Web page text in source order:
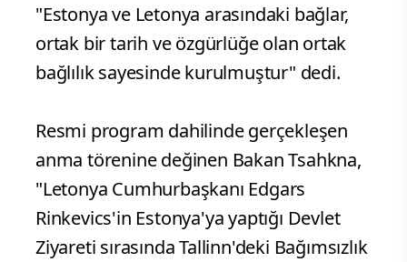
"Estonya ve Letonya arasındaki bağlar,
ortak bir tarih ve özgürlüğe olan ortak
bağlılık sayesinde kurulmuştur" dedi.
Resmi program dahilinde gerçekleşen
anma törenine değinen Bakan Tsahkna,
"Letonya Cumhurbaşkanı Edgars
Rinkevics'in Estonya'ya yaptığı Devlet
Ziyareti sırasında Tallinn'deki Bağımsızlık